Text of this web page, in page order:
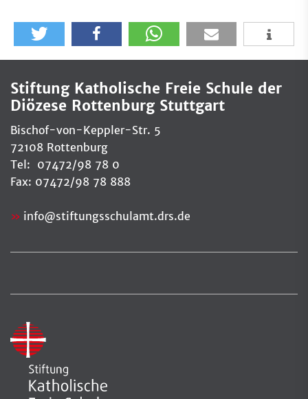
Stiftung Katholische Freie Schule der
Diözese Rottenburg Stuttgart
Bischof-von-Keppler-Str. 5
72108 Rottenburg
Tel: 07472/98 78 0
Fax: 07472/98 78 888
info@stiftungsschulamt.drs.de